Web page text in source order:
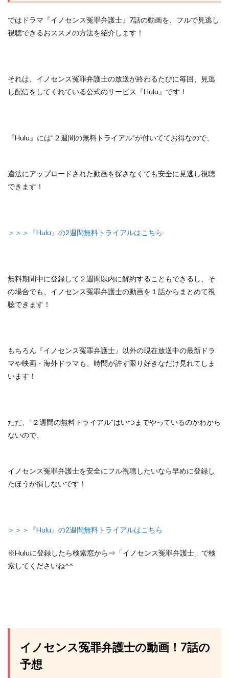
ではドラマ『イノセンス冤罪弁護士』7話の動画を、フルで見逃し
視聴できるおススメの方法を紹介します！
それは、イノセンス冤罪弁護士の放送が終わるたびに毎回、見逃
し配信をしてくれている公式のサービス『Hulu』 です！
『Hulu』には”２週間の無料トライアル”が付いててお得なので、
違法にアップロードされた動画を探さなくても安全に見逃し視聴
できます！
＞＞＞『Hulu』の2週間無料トライアルはこちら
無料期間中に登録して２週間以内に解約することもできるし、 そ
の場合でも、イノセンス冤罪弁護士の動画を１話からまとめて視
聴できます！
もちろん『イノセンス冤罪弁護士』以外の現在放送中の最新ドラ
マや映画・海外ドラマも、 時間が許す限り好きなだけ見れてしま
います！
ただ、 “２週間の無料トライアル”はいつまでやっているのかわから
ないので、
イノセンス冤罪弁護士を安全にフル視聴したいなら早めに登録し
たほうが損しないです！
＞＞＞『Hulu』の2週間無料トライアルはこちら
※Huluに登録したら検索窓から⇒「イノセンス冤罪弁護士」で検
索してくださいね^^
イノセンス冤罪弁護士の動画！7話の
予想